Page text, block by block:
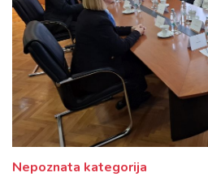
Nepoznata kategorija